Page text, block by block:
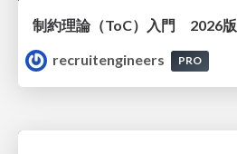
制約理論（ToC）入門 2026版
recruitengineers
PRO